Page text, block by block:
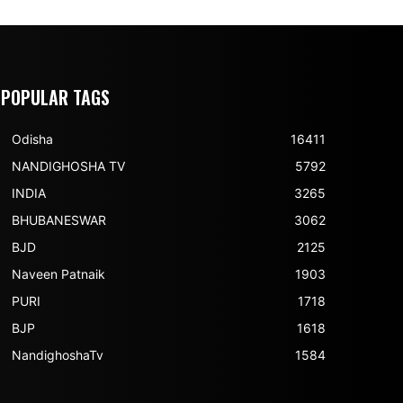
POPULAR TAGS
Odisha
16411
NANDIGHOSHA TV
5792
INDIA
3265
BHUBANESWAR
3062
BJD
2125
Naveen Patnaik
1903
PURI
1718
BJP
1618
NandighoshaTv
1584